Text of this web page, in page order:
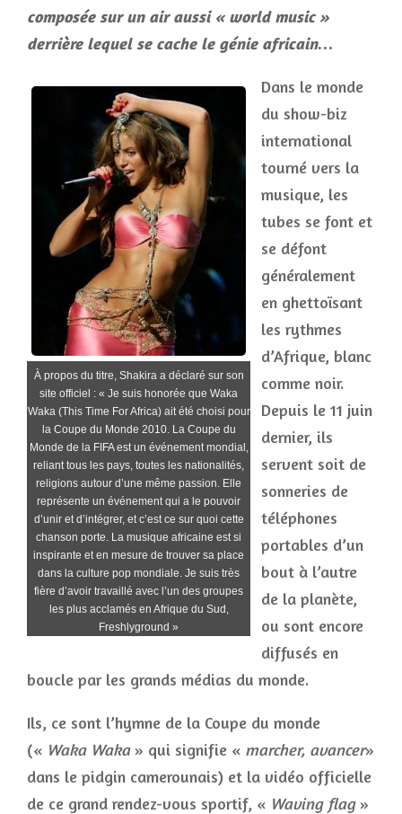
composée sur un air aussi « world music »
derrière lequel se cache le génie africain…
À propos du titre, Shakira a déclaré sur son
site officiel : « Je suis honorée que Waka
Waka (This Time For Africa) ait été choisi pour
la Coupe du Monde 2010. La Coupe du
Monde de la FIFA est un événement mondial,
reliant tous les pays, toutes les nationalités,
religions autour d’une même passion. Elle
représente un événement qui a le pouvoir
d’unir et d’intégrer, et c’est ce sur quoi cette
chanson porte. La musique africaine est si
inspirante et en mesure de trouver sa place
dans la culture pop mondiale. Je suis très
fière d’avoir travaillé avec l’un des groupes
les plus acclamés en Afrique du Sud,
Freshlyground »
Dans le monde
du show-biz
international
tourné vers la
musique, les
tubes se font et
se défont
généralement
en ghettoïsant
les rythmes
d’Afrique, blanc
comme noir.
Depuis le 11 juin
dernier, ils
servent soit de
sonneries de
téléphones
portables d’un
bout à l’autre
de la planète,
ou sont encore
diffusés en
boucle par les grands médias du monde.
Ils, ce sont l’hymne de la Coupe du monde
(« Waka Waka» qui signifie « marcher, avancer»
dans le pidgin camerounais) et la vidéo officielle
de ce grand rendez-vous sportif, « Waving flag»